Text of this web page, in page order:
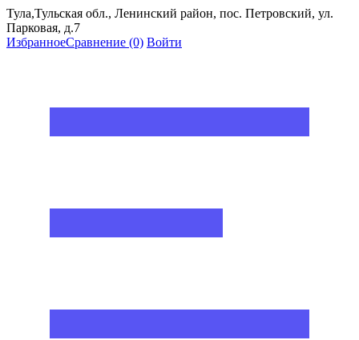
Тула,Тульская обл., Ленинский район, пос. Петровский, ул.
Парковая, д.7
ИзбранноеСравнение (0) Войти